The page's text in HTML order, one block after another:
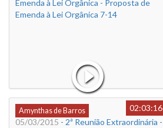
Emenda à Lei Orgânica - Proposta de
Emenda à Lei Orgânica 7-14
Amynthas de Barros
02:03:16
05/03/2015 - 2ª Reunião Extraordinária -